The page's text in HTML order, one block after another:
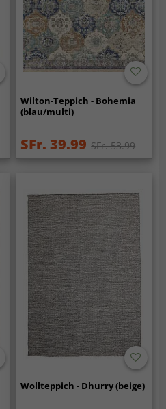
Wilton-Teppich - Bohemia
(blau/multi)
SFr. 39.99 SFr. 53.99
Wollteppich - Dhurry (beige)